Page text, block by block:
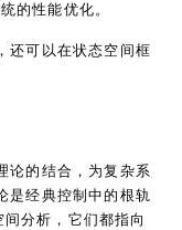
的性能优化。
还可以在状态空间框
论的结合，为复杂系
是经典控制中的根轨
分析，它们都指向